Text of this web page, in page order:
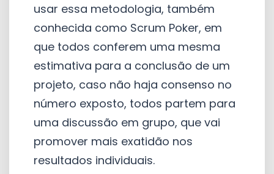
usar essa metodologia, também
conhecida como Scrum Poker, em
que todos conferem uma mesma
estimativa para a conclusão de um
projeto, caso não haja consenso no
número exposto, todos partem para
uma discussão em grupo, que vai
promover mais exatidão nos
resultados individuais.